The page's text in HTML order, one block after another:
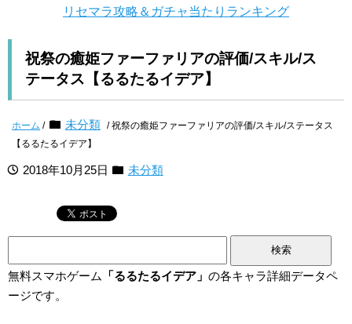
リセマラ攻略＆ガチャ当たりランキング
祝祭の癒姫ファーファリアの評価/スキル/ス
テータス【るるたるイデア】
ホーム / 未分類 / 祝祭の癒姫ファーファリアの評価/スキル/ステータス
【るるたるイデア】
2018年10月25日 未分類
無料スマホゲーム
「るるたるイデア」 の各キャラ詳細データペ
ージです。